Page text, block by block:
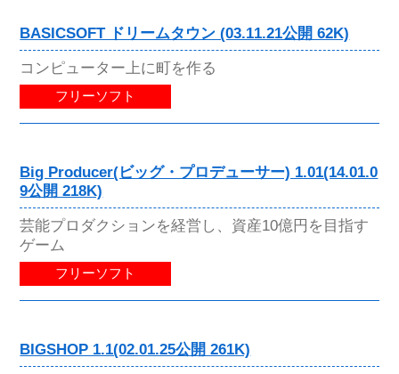
BASICSOFT ドリームタウン (03.11.21公開 62K)
コンピューター上に町を作る
フリーソフト
Big Producer(ビッグ・プロデューサー) 1.01(14.01.0
9公開 218K)
芸能プロダクションを経営し、資産10億円を目指す
ゲーム
フリーソフト
BIGSHOP 1.1(02.01.25公開 261K)